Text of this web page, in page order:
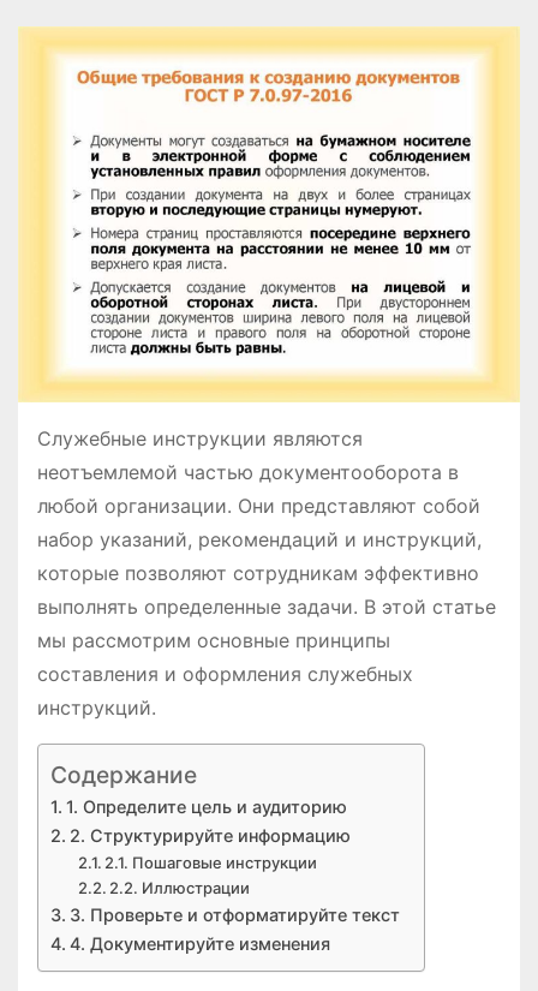
Служебные инструкции являются
неотъемлемой частью документооборота в
любой организации. Они представляют собой
набор указаний, рекомендаций и инструкций,
которые позволяют сотрудникам эффективно
выполнять определенные задачи. В этой статье
мы рассмотрим основные принципы
составления и оформления служебных
инструкций.
Содержание
1. Определите цель и аудиторию
2. Структурируйте информацию
2.1. Пошаговые инструкции
2.2. Иллюстрации
3. Проверьте и отформатируйте текст
4. Документируйте изменения